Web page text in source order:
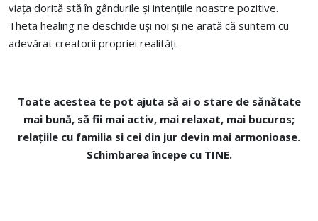
viața dorită stă în gândurile și intențiile noastre pozitive.
Theta healing ne deschide uși noi și ne arată că suntem cu
adevărat creatorii propriei realități.
Toate acestea te pot ajuta să ai o stare de sănătate
mai bună, să fii mai activ, mai relaxat, mai bucuros;
relațiile cu familia si cei din jur devin mai armonioase.
Schimbarea începe cu TINE.